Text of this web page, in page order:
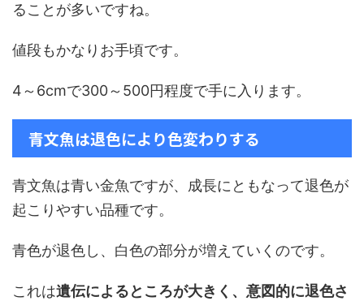
ることが多いですね。
値段もかなりお手頃です。
4～6cmで300～500円程度で手に入ります。
青文魚は退色により色変わりする
青文魚は青い金魚ですが、成長にともなって退色が
起こりやすい品種です。
青色が退色し、白色の部分が増えていくのです。
これは遺伝によるところが大きく、意図的に退色さ